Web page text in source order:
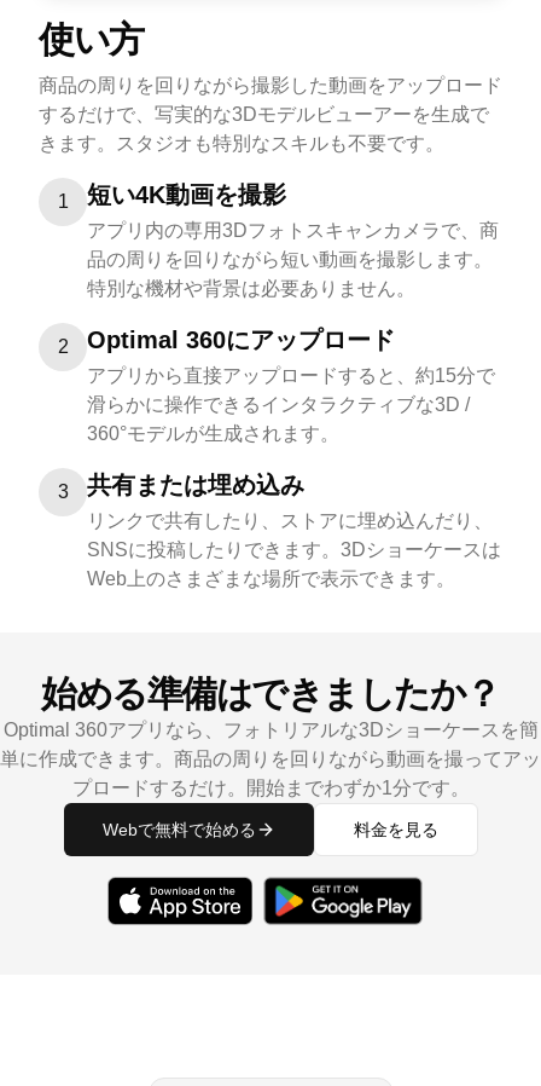
使い方
商品の周りを回りながら撮影した動画をアップロード
するだけで、写実的な3Dモデルビューアーを生成で
きます。スタジオも特別なスキルも不要です。
1 短い4K動画を撮影
アプリ内の専用3Dフォトスキャンカメラで、商
品の周りを回りながら短い動画を撮影します。
特別な機材や背景は必要ありません。
2 Optimal 360にアップロード
アプリから直接アップロードすると、約15分で
滑らかに操作できるインタラクティブな3D /
360°モデルが生成されます。
3 共有または埋め込み
リンクで共有したり、ストアに埋め込んだり、
SNSに投稿したりできます。3Dショーケースは
Web上のさまざまな場所で表示できます。
始める準備はできましたか？
Optimal 360アプリなら、フォトリアルな3Dショーケースを簡
単に作成できます。商品の周りを回りながら動画を撮ってアッ
プロードするだけ。開始までわずか1分です。
Webで無料で始める 料金を見る